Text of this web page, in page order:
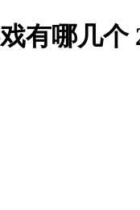
有哪几个